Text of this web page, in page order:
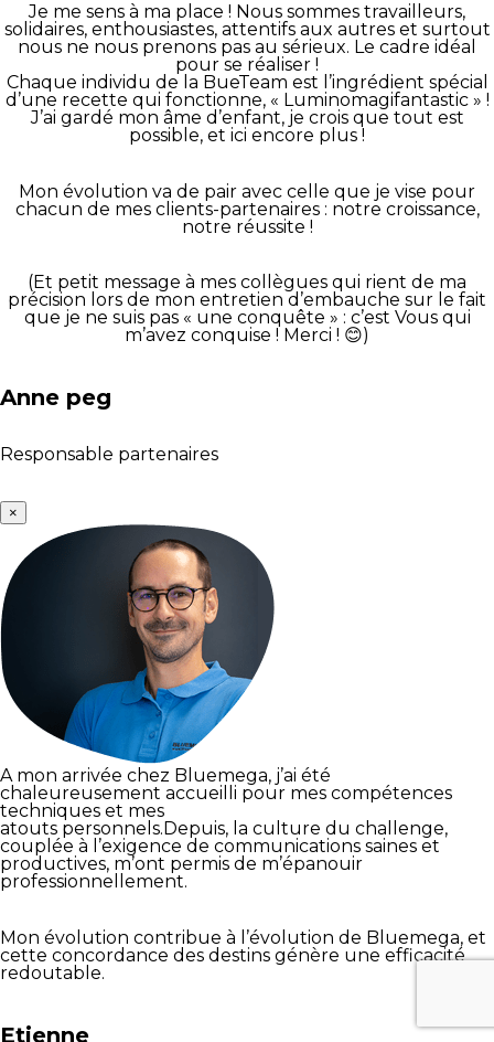
Je me sens à ma place ! Nous sommes travailleurs,
solidaires, enthousiastes, attentifs aux autres et surtout
nous ne nous prenons pas au sérieux. Le cadre idéal
pour se réaliser !
Chaque individu de la BueTeam est l’ingrédient spécial
d’une recette qui fonctionne, « Luminomagifantastic » !
J’ai gardé mon âme d’enfant, je crois que tout est
possible, et ici encore plus !
Mon évolution va de pair avec celle que je vise pour
chacun de mes clients-partenaires : notre croissance,
notre réussite !
(Et petit message à mes collègues qui rient de ma
précision lors de mon entretien d’embauche sur le fait
que je ne suis pas « une conquête » : c’est Vous qui
m’avez conquise ! Merci ! 😊)
Anne peg
Responsable partenaires
×
A mon arrivée chez Bluemega, j’ai été
chaleureusement accueilli pour mes compétences
techniques et mes
atouts personnels.Depuis, la culture du challenge,
couplée à l’exigence de communications saines et
productives, m’ont permis de m’épanouir
professionnellement.
Mon évolution contribue à l’évolution de Bluemega, et
cette concordance des destins génère une efficacité
redoutable.
Etienne